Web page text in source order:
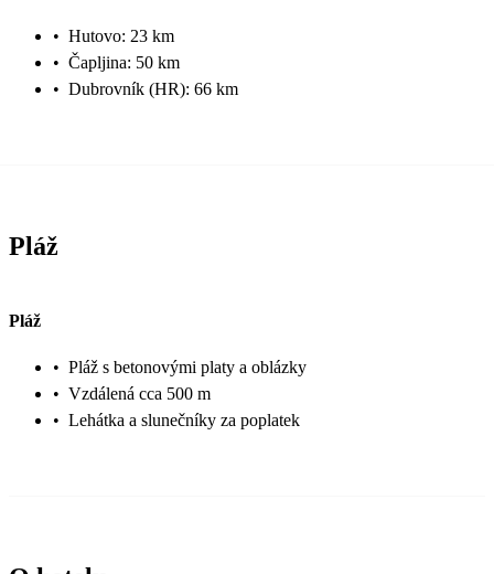
• Hutovo: 23 km
• Čapljina: 50 km
• Dubrovník (HR): 66 km
Pláž
Pláž
• Pláž s betonovými platy a oblázky
• Vzdálená cca 500 m
• Lehátka a slunečníky za poplatek